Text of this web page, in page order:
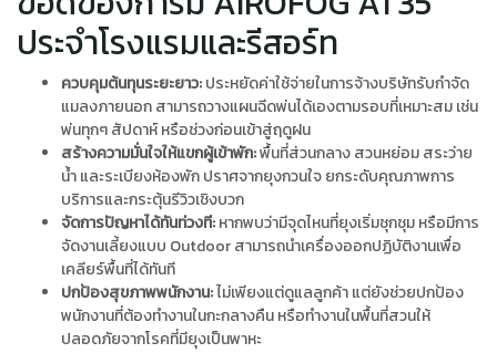
ประจำโรงแรมและรีสอร์ท
ควบคุมต้นทุนระยะยาว:ประหยัดค่าใช้จ่ายในการจ้างบริษัทรับกำจัด
แมลงภายนอก สามารถวางแผนฉีดพ่นได้เองตามรอบที่เหมาะสม เช่น
พ่นทุกๆ สัปดาห์ หรือช่วงก่อนเข้าสู่ฤดูฝน
สร้างความมั่นใจให้แขกผู้เข้าพัก:พื้นที่ส่วนกลาง สวนหย่อม สระว่าย
น้ำ และระเบียงห้องพัก ปราศจากยุงกวนใจ ยกระดับคุณภาพการ
บริการและกระตุ้นรีวิวเชิงบวก
จัดการปัญหาได้ทันท่วงที:หากพบว่ามีจุดไหนที่ยุงเริ่มชุกชุม หรือมีการ
จัดงานเลี้ยงแบบ Outdoor สามารถนำเครื่องออกปฏิบัติงานเพื่อ
เคลียร์พื้นที่ได้ทันที
ปกป้องสุขภาพพนักงาน:ไม่เพียงแต่ดูแลลูกค้า แต่ยังช่วยปกป้อง
พนักงานที่ต้องทำงานในกะกลางคืน หรือทำงานในพื้นที่สวนให้
ปลอดภัยจากโรคที่มียุงเป็นพาหะ